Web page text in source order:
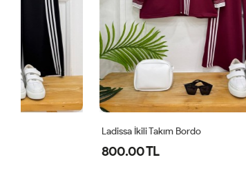
Ladissa İkili Takım Bordo